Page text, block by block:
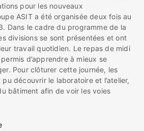
pour les nouveaux
ASIT a été organisée deux fois au
Dans le cadre du programme de la
divisions se sont présentées et ont
travail quotidien. Le repas de midi
d’apprendre à mieux se
Pour clôturer cette journée, les
découvrir le laboratoire et l’atelier,
bâtiment afin de voir les voies